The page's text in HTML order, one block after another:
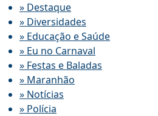
» Destaque
» Diversidades
» Educação e Saúde
» Eu no Carnaval
» Festas e Baladas
» Maranhão
» Notícias
» Polícia